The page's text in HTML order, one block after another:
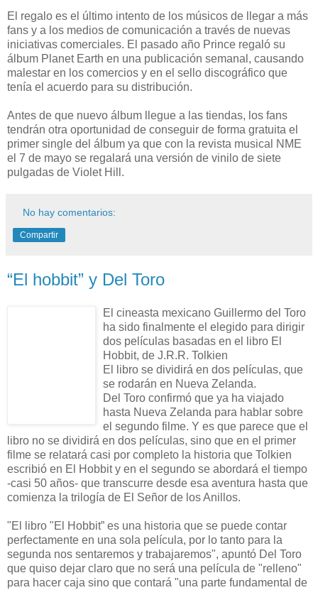
El regalo es el último intento de los músicos de llegar a más
fans y a los medios de comunicación a través de nuevas
iniciativas comerciales. El pasado año Prince regaló su
álbum Planet Earth en una publicación semanal, causando
malestar en los comercios y en el sello discográfico que
tenía el acuerdo para su distribución.
Antes de que nuevo álbum llegue a las tiendas, los fans
tendrán otra oportunidad de conseguir de forma gratuita el
primer single del álbum ya que con la revista musical NME
el 7 de mayo se regalará una versión de vinilo de siete
pulgadas de Violet Hill.
No hay comentarios:
Compartir
“El hobbit” y Del Toro
El cineasta mexicano Guillermo del Toro
ha sido finalmente el elegido para dirigir
dos películas basadas en el libro El
Hobbit, de J.R.R. Tolkien
El libro se dividirá en dos películas, que
se rodarán en Nueva Zelanda.
Del Toro confirmó que ya ha viajado
hasta Nueva Zelanda para hablar sobre
el segundo filme. Y es que parece que el
libro no se dividirá en dos películas, sino que en el primer
filme se relatará casi por completo la historia que Tolkien
escribió en El Hobbit y en el segundo se abordará el tiempo
-casi 50 años- que transcurre desde esa aventura hasta que
comienza la trilogía de El Señor de los Anillos.
"El libro "El Hobbit” es una historia que se puede contar
perfectamente en una sola película, por lo tanto para la
segunda nos sentaremos y trabajaremos", apuntó Del Toro
que quiso dejar claro que no será una película de "relleno"
para hacer caja sino que contará "una parte fundamental de